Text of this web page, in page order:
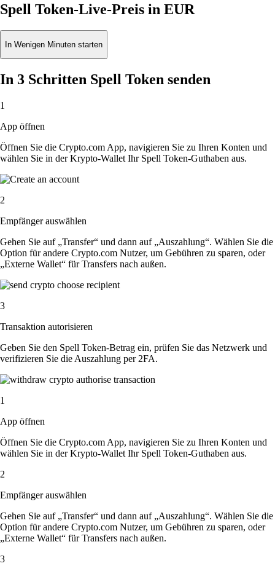
Spell Token-Live-Preis in EUR
In Wenigen Minuten starten
In 3 Schritten Spell Token senden
1
App öffnen
Öffnen Sie die Crypto.com App, navigieren Sie zu Ihren Konten und
wählen Sie in der Krypto-Wallet Ihr Spell Token-Guthaben aus.
2
Empfänger auswählen
Gehen Sie auf „Transfer“ und dann auf „Auszahlung“. Wählen Sie die
Option für andere Crypto.com Nutzer, um Gebühren zu sparen, oder
„Externe Wallet“ für Transfers nach außen.
3
Transaktion autorisieren
Geben Sie den Spell Token-Betrag ein, prüfen Sie das Netzwerk und
verifizieren Sie die Auszahlung per 2FA.
1
App öffnen
Öffnen Sie die Crypto.com App, navigieren Sie zu Ihren Konten und
wählen Sie in der Krypto-Wallet Ihr Spell Token-Guthaben aus.
2
Empfänger auswählen
Gehen Sie auf „Transfer“ und dann auf „Auszahlung“. Wählen Sie die
Option für andere Crypto.com Nutzer, um Gebühren zu sparen, oder
„Externe Wallet“ für Transfers nach außen.
3